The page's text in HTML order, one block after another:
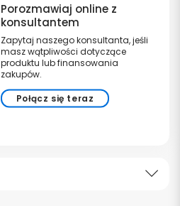
Porozmawiaj online z
konsultantem
Zapytaj naszego konsultanta, jeśli
masz wątpliwości dotyczące
produktu lub finansowania
zakupów.
Połącz się teraz